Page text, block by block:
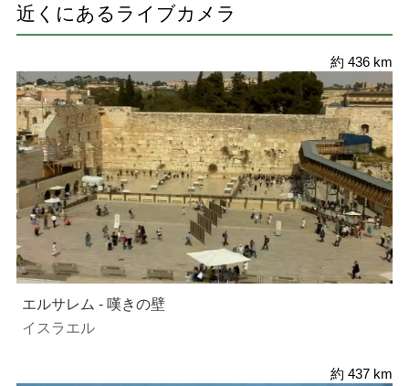
近くにあるライブカメラ
約 436 km
エルサレム - 嘆きの壁
イスラエル
約 437 km